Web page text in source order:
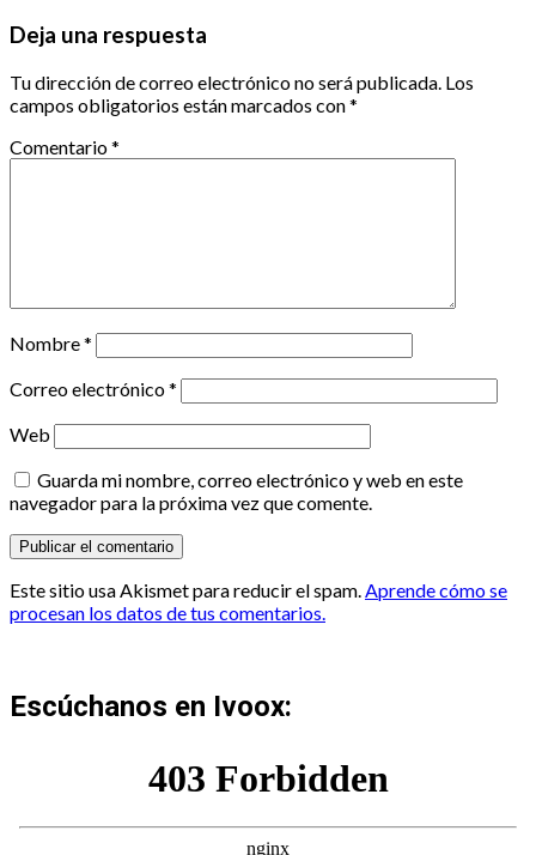
Deja una respuesta
Tu dirección de correo electrónico no será publicada. Los
campos obligatorios están marcados con*
Comentario*
Nombre*
Correo electrónico*
Web
Guarda mi nombre, correo electrónico y web en este
navegador para la próxima vez que comente.
Este sitio usa Akismet para reducir el spam.Aprende cómo se
procesan los datos de tus comentarios.
Escúchanos en Ivoox: